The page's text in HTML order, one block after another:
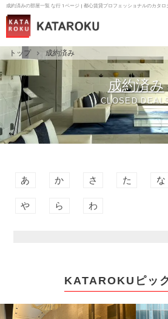
成約済みの部屋一覧 な行 1ページ | 都心賃貸プロフェッショナルのカタロ
トップ 成約済み
成約済み
CLOSED
あ か さ た な
や ら わ
KATAROKUピッ